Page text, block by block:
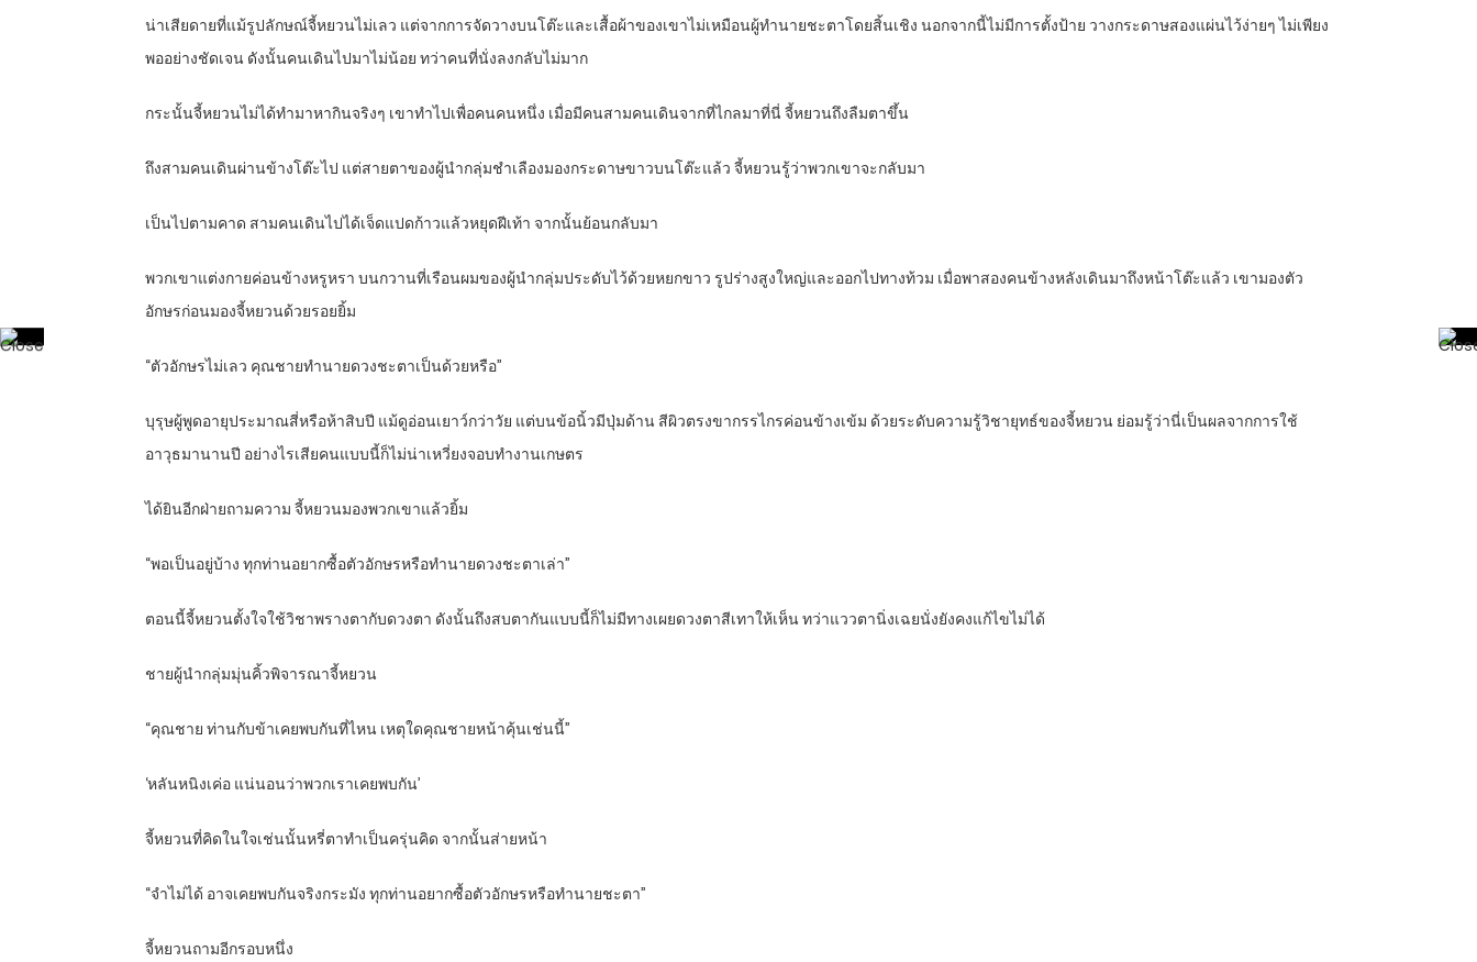
น่าเสียดายที่แม้รูปลักษณ์จี้หยวนไม่เลว แต่จากการจัดวางบนโต๊ะและเสื้อผ้าของเขาไม่เหมือนผู้ทำนายชะตาโดยสิ้นเชิง นอกจากนี้ไม่มีการตั้งป้าย วางกระดาษสองแผ่นไว้ง่ายๆ ไม่เพียง
พออย่างชัดเจน ดังนั้นคนเดินไปมาไม่น้อย ทว่าคนที่นั่งลงกลับไม่มาก
กระนั้นจี้หยวนไม่ได้ทำมาหากินจริงๆ เขาทำไปเพื่อคนคนหนึ่ง เมื่อมีคนสามคนเดินจากที่ไกลมาที่นี่ จี้หยวนถึงลืมตาขึ้น
ถึงสามคนเดินผ่านข้างโต๊ะไป แต่สายตาของผู้นำกลุ่มชำเลืองมองกระดาษขาวบนโต๊ะแล้ว จี้หยวนรู้ว่าพวกเขาจะกลับมา
เป็นไปตามคาด สามคนเดินไปได้เจ็ดแปดก้าวแล้วหยุดฝีเท้า จากนั้นย้อนกลับมา
พวกเขาแต่งกายค่อนข้างหรูหรา บนกวานที่เรือนผมของผู้นำกลุ่มประดับไว้ด้วยหยกขาว รูปร่างสูงใหญ่และออกไปทางท้วม เมื่อพาสองคนข้างหลังเดินมาถึงหน้าโต๊ะแล้ว เขามองตัว
อักษรก่อนมองจี้หยวนด้วยรอยยิ้ม
“ตัวอักษรไม่เลว คุณชายทำนายดวงชะตาเป็นด้วยหรือ”
บุรุษผู้พูดอายุประมาณสี่หรือห้าสิบปี แม้ดูอ่อนเยาว์กว่าวัย แต่บนข้อนิ้วมีปุ่มด้าน สีผิวตรงขากรรไกรค่อนข้างเข้ม ด้วยระดับความรู้วิชายุทธ์ของจี้หยวน ย่อมรู้ว่านี่เป็นผลจากการใช้
อาวุธมานานปี อย่างไรเสียคนแบบนี้ก็ไม่น่าเหวี่ยงจอบทำงานเกษตร
ได้ยินอีกฝ่ายถามความ จี้หยวนมองพวกเขาแล้วยิ้ม
“พอเป็นอยู่บ้าง ทุกท่านอยากซื้อตัวอักษรหรือทำนายดวงชะตาเล่า”
ตอนนี้จี้หยวนตั้งใจใช้วิชาพรางตากับดวงตา ดังนั้นถึงสบตากันแบบนี้ก็ไม่มีทางเผยดวงตาสีเทาให้เห็น ทว่าแววตานิ่งเฉยนั่งยังคงแก้ไขไม่ได้
ชายผู้นำกลุ่มมุ่นคิ้วพิจารณาจี้หยวน
“คุณชาย ท่านกับข้าเคยพบกันที่ไหน เหตุใดคุณชายหน้าคุ้นเช่นนี้”
‘หลันหนิงเค่อ แน่นอนว่าพวกเราเคยพบกัน’
จี้หยวนที่คิดในใจเช่นนั้นหรี่ตาทำเป็นครุ่นคิด จากนั้นส่ายหน้า
“จำไม่ได้ อาจเคยพบกันจริงกระมัง ทุกท่านอยากซื้อตัวอักษรหรือทำนายชะตา”
จี้หยวนถามอีกรอบหนึ่ง